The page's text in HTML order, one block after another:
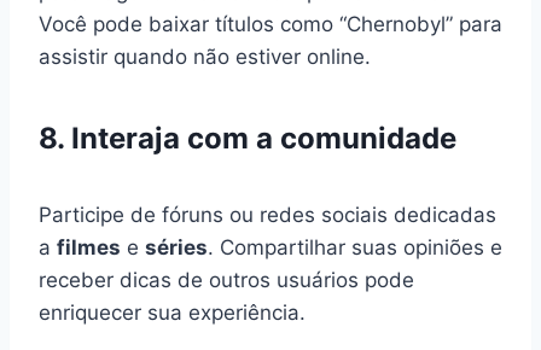
Você pode baixar títulos como “Chernobyl” para
assistir quando não estiver online.
8. Interaja com a comunidade
Participe de fóruns ou redes sociais dedicadas
a filmes e séries. Compartilhar suas opiniões e
receber dicas de outros usuários pode
enriquecer sua experiência.